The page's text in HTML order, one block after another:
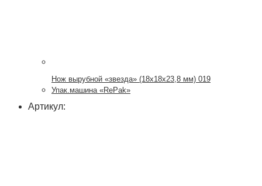
Нож вырубной «звезда» (18х18х23,8 мм) 019
Упак.машина «RePak»
Артикул: